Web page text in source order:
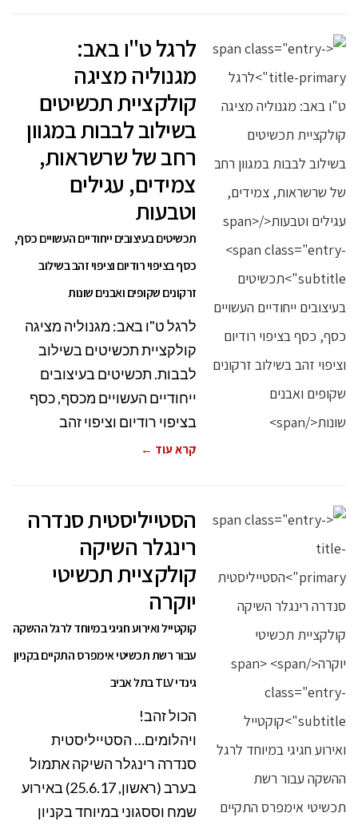
לרגל ט"ו באב:
מגנוליה מציגה
קולקציית תכשיטים
בשילוב לבבות במגוון
רחב של שרשראות,
צמידים, עגילים
וטבעות
תכשיטים בעיצובים ייחודיים העשויים כסף,
כסף בציפוי רודיום וציפוי זהב בשילוב
זרקונים שקופים ואבנים שונות
לרגל ט"ו באב: מגנוליה מציגה
קולקציית תכשיטים בשילוב
לבבות. תכשיטים בעיצובים
ייחודיים העשויים מכסף, כסף
בציפוי רודיום וציפוי זהב
קרא עוד ←
הסטייליסטית סנדרה
רינגלר השיקה
קולקציית תכשיטי
יוקרה
קוקטייל ואירוע חגיגי במיוחד לרגל ההשקה
עבור רשת תכשיטי אימפרס התקיים בקניון
גינדי TLV בתל אביב
הכול זהב!
ויהלומים… הסטייליסטית
סנדרה רינגלר השיקה אתמול
בערב (ראשון, 25.6.17) באירוע
שמח וססגוני במיוחד בקניון